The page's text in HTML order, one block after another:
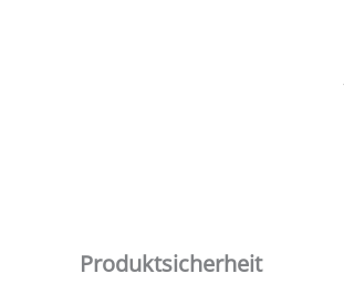
Produktsicherheit